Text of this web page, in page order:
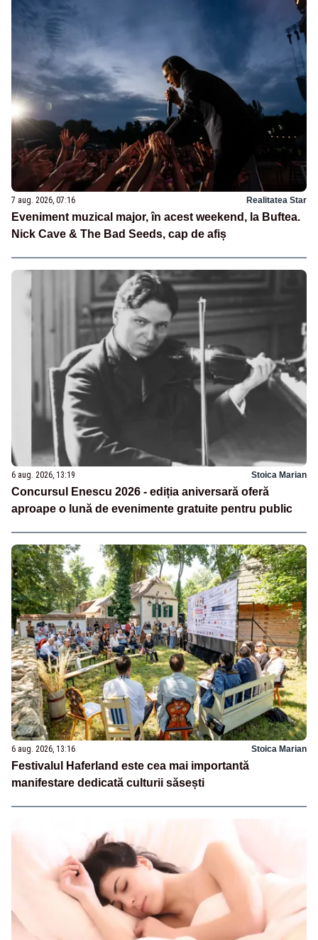
7 aug. 2026, 07:16 Realitatea Star
Eveniment muzical major, în acest weekend, la Buftea.
Nick Cave & The Bad Seeds, cap de afiș
6 aug. 2026, 13:19 Stoica Marian
Concursul Enescu 2026 - ediția aniversară oferă
aproape o lună de evenimente gratuite pentru public
6 aug. 2026, 13:16 Stoica Marian
Festivalul Haferland este cea mai importantă
manifestare dedicată culturii săsești